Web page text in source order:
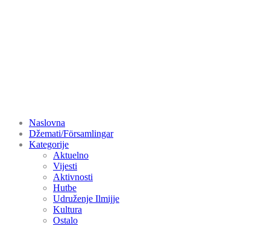
Naslovna
Džemati/Församlingar
Kategorije
Aktuelno
Vijesti
Aktivnosti
Hutbe
Udruženje Ilmijje
Kultura
Ostalo